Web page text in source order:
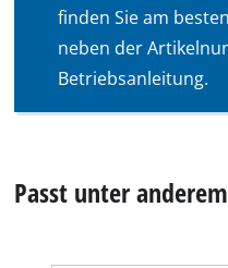
finden Sie am
neben der
Betriebsanleitung.
Passt unter